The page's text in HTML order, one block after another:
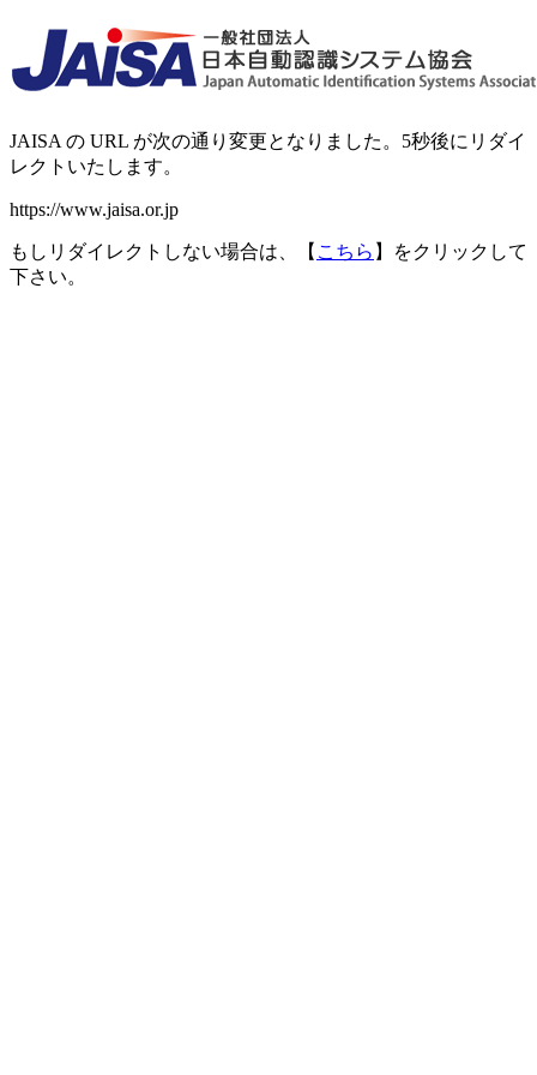
JAISA の URL が次の通り変更となりました。5秒後にリダイ
レクトいたします。
https://www.jaisa.or.jp
もしリダイレクトしない場合は、【 こちら 】をクリックして
下さい。